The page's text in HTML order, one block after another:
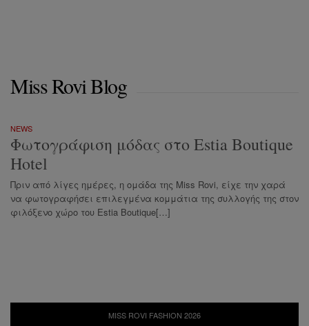
Miss Rovi Blog
NEWS
Φωτογράφιση μόδας στο Estia Boutique
Hotel
Πριν από λίγες ημέρες, η ομάδα της Miss Rovi, είχε την χαρά
να φωτογραφήσει επιλεγμένα κομμάτια της συλλογής της στον
φιλόξενο χώρο του Estia Boutique[…]
MISS ROVI FASHION 2026